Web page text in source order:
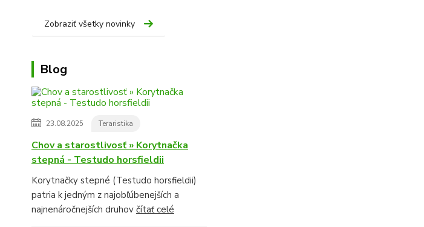
Zobraziť všetky novinky
Blog
23.08.2025 Teraristika
Chov a starostlivosť » Korytnačka
stepná - Testudo horsfieldii
Korytnačky stepné (Testudo horsfieldii)
patria k jedným z najobľúbenejších a
najnenáročnejších druhov čítať celé